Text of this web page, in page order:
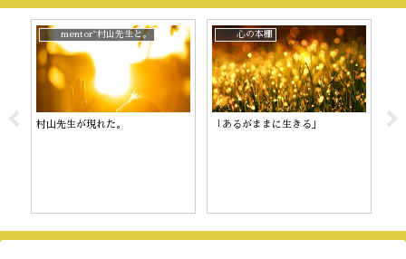
mentor~村山先生と。
村山先生が現れた。
心の本棚
「あるがままに生きる」 陰